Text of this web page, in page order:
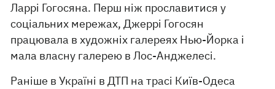
Ларрі Гогосяна. Перш ніж прославитися у
соціальних мережах, Джеррі Гогосян
працювала в художніх галереях Нью-Йорка і
мала власну галерею в Лос-Анджелесі.
Раніше в Україні в ДТП на трасі Київ-Одеса